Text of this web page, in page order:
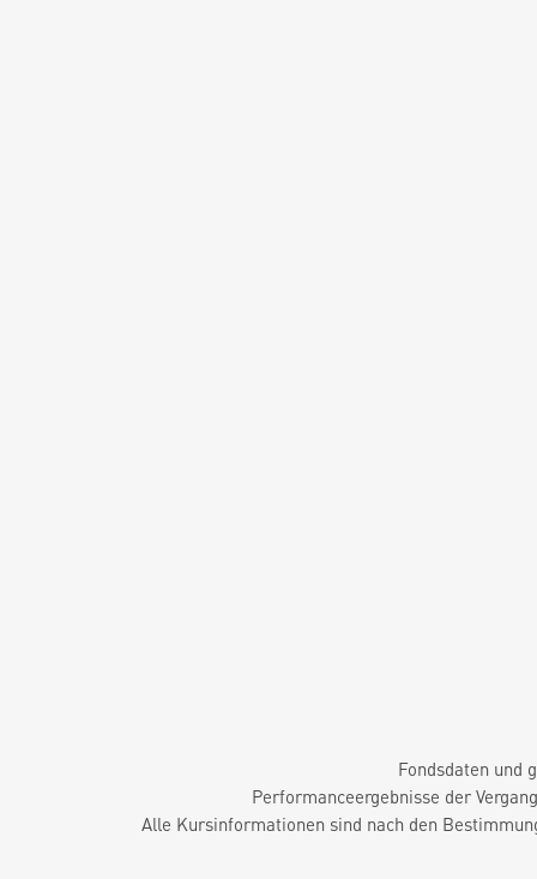
Fondsdaten und
Performanceergebnisse der
Alle Kursinformationen sind nach den